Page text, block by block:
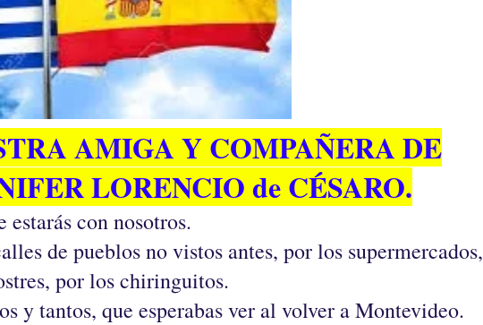
AMIGA Y COMPAÑERA DE
LORENCIO de CÉSARO.
estarás con nosotros.
de pueblos no vistos antes, por los supermercados,
por los chiringuitos.
y tantos, que esperabas ver al volver a Montevideo.